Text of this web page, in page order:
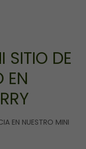
SITIO DE
EN
EN NUESTRO MINI